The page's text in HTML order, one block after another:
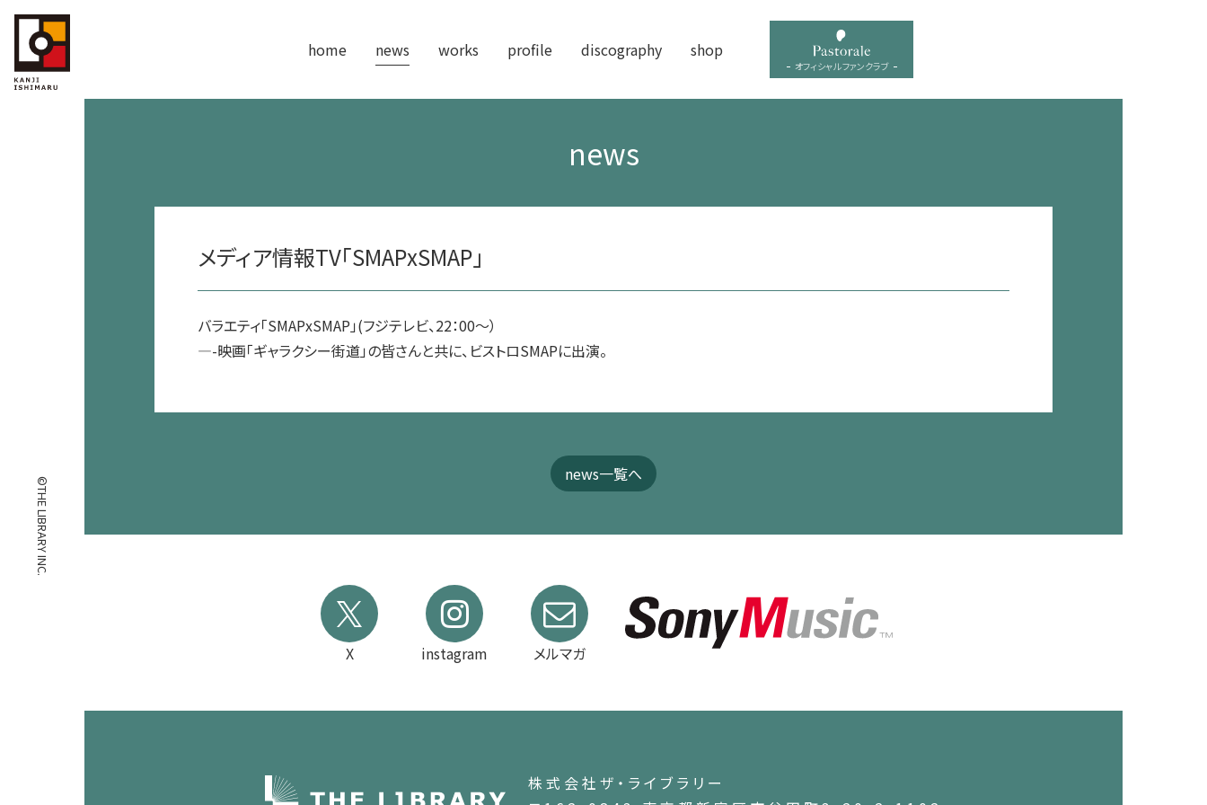
home news works profile discography shop
オフィシャル ファンクラブ
news
メディア情報TV「SMAPxSMAP」
バラエティ「SMAPxSMAP」(フジテレビ、22：00～）
—-映画「ギャラクシー街道」の皆さんと共に、ビストロSMAPに出演。
news一覧へ
X instagram メルマガ
株式会社ザ・ライブラリー
©THE LIBRARY INC.